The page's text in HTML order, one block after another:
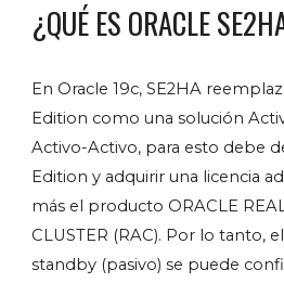
¿QUÉ ES ORACLE
En Oracle 19c, SE2HA
Edition como una solución
Activo-Activo, para esto debe
Edition y adquirir una licencia
más el producto ORACLE
CLUSTER (RAC). Por lo tanto,
standby (pasivo) se puede